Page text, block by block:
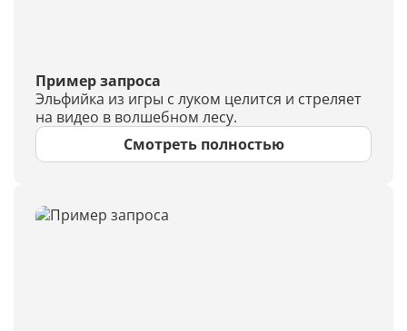
Пример запроса
Эльфийка из игры с луком целится и стреляет
на видео в волшебном лесу.
Смотреть полностью